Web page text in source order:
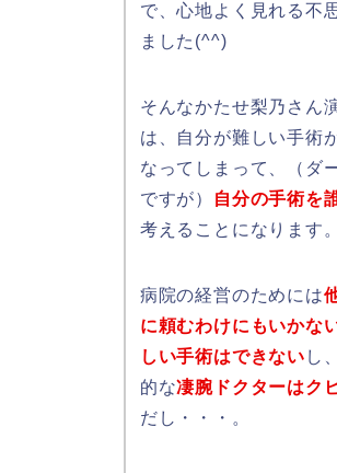
で、心地よく見れる不
ました(^^)
そんなかたせ梨乃さん
は、自分が難しい手術
なってしまって、（ダ
ですが）
自分の手術を
考えることになります。
病院の経営のためには
に頼むわけにもいかな
しい手術はできない し
的な凄腕ドクターはク
だし・・・。